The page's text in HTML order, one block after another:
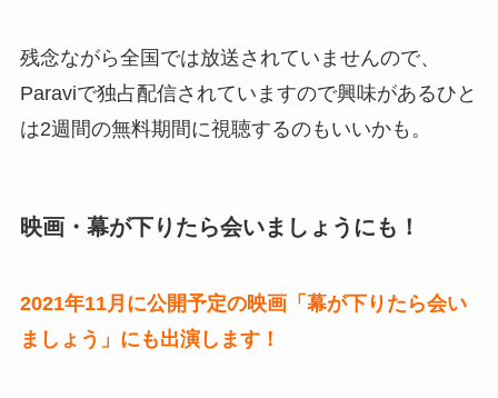
残念ながら全国では放送されていませんので、
Paraviで独占配信されていますので興味があるひと
は2週間の無料期間に視聴するのもいいかも。
映画・幕が下りたら会いましょうにも！
2021年11月に公開予定の映画「幕が下りたら会い
ましょう」にも出演します！